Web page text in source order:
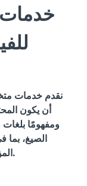
خدمات
نقدم خدمات
أن يكون
ومفهومًا
الصيغ، بما
المؤسسية، التعليمية والترويجية.